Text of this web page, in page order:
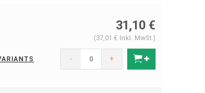
31,10 €
(37,01 € Inkl. MwSt.)
- +